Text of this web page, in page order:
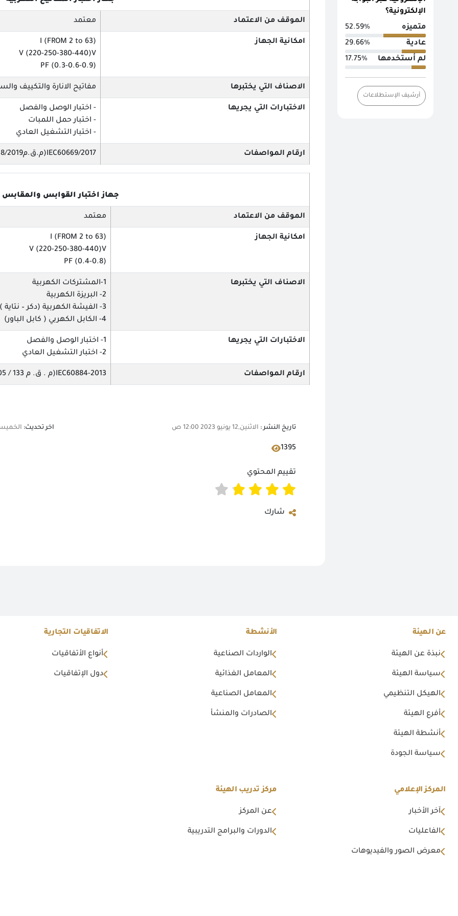
الإلكترونية؟
متميزه
52.59%
عادية
29.66%
لم أستخدمها
17.75%
أرشيف الإستطلاعات
الموقف من الاعتماد معتمد
امكانية الجهاز
I (FROM 2 to 63)
V (220-250-380-440)V
PF (0.3-0.6-0.9)
الاصناف التي يختبرها مفاتيح الانارة والتكييف
الاختبارات التي يجريها
- اختبار الوصل والفصل
- اختبار حمل اللمبات
- اختبار التشغيل العادي
ارقام المواصفات IEC60669/2017(م.ق.م438/2019)
جهاز اختبار القوابس والمقابس
الموقف من الاعتماد معتمد
امكانية الجهاز
I (FROM 2 to 63)
V (220-250-380-440)V
PF (0.4-0.8)
الاصناف التي يختبرها
1-المشتركات الكهربية
2- البريزة الكهربية
3- الفيشة الكهربية (دكر – نتاية )
4- الكابل الكهربي ( كابل الباور)
الاختبارات التي يجريها
1- اختبار الوصل والفصل
2- اختبار التشغيل العادي
ارقام المواصفات IEC60884-2013(م . ق. م 133 / 2005)
تاريخ النشر : الاثنين,12 يونيو 2023 12:00 ص اخر تحديث: الخميس, 27 فبراير
1395
تقييم المحتوي
شارك
عن الهيئة
نبذة عن الهيئة
سياسة الهيئة
الهيكل التنظيمي
أفرع الهيئة
أنشطة الهيئة
سياسة الجودة
الأنشطة
الواردات الصناعية
المعامل الغذائية
المعامل الصناعية
الصادرات والمنشأ
الاتفاقيات التجارية
أنواع الأتفاقيات
دول الإتفاقيات
المركز الإعلامي
آخر الأخبار
الفاعليات
معرض الصور والفيديوهات
مركز تدريب الهيئة
عن المركز
الدورات والبرامج التدريبية